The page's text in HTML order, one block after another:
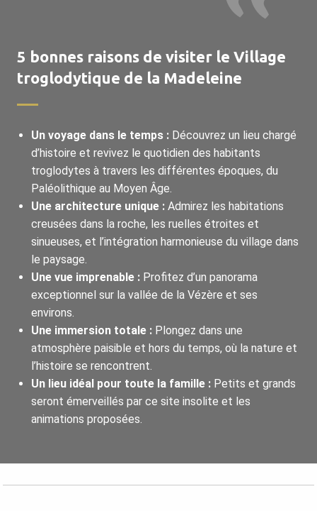
5 bonnes raisons de visiter le Village
troglodytique de la Madeleine
Un voyage dans le temps : Découvrez un lieu chargé
d’histoire et revivez le quotidien des habitants
troglodytes à travers les différentes époques, du
Paléolithique au Moyen Âge.
Une architecture unique : Admirez les habitations
creusées dans la roche, les ruelles étroites et
sinueuses, et l’intégration harmonieuse du village dans
le paysage.
Une vue imprenable : Profitez d’un panorama
exceptionnel sur la vallée de la Vézère et ses
environs.
Une immersion totale : Plongez dans une
atmosphère paisible et hors du temps, où la nature et
l’histoire se rencontrent.
Un lieu idéal pour toute la famille : Petits et grands
seront émerveillés par ce site insolite et les
animations proposées.